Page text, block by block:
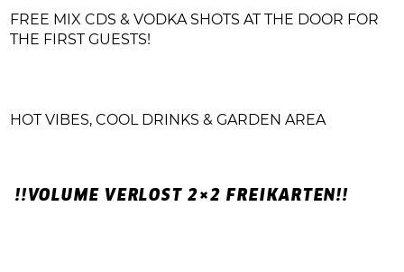
FREE MIX CDS & VODKA SHOTS AT THE DOOR FOR
THE FIRST GUESTS!
HOT VIBES, COOL DRINKS & GARDEN AREA
!!VOLUME VERLOST 2×2 FREIKARTEN!!